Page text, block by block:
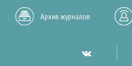
Архив журналов